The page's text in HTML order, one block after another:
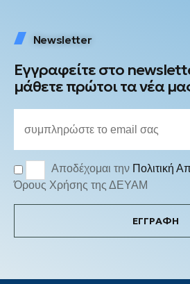
Newsletter
Εγγραφείτε στο
μάθετε πρώτοι τα νέα
Αποδέχομαι την Πολιτική
Όρους Χρήσης της ΔΕΥΑΜ
ΕΓΓΡΑΦΗ